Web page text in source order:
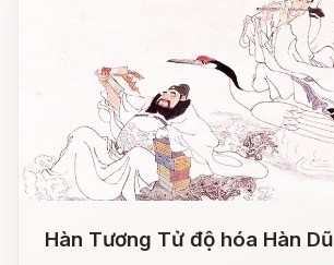
Hàn Tương Tử độ hóa Hàn Dũ